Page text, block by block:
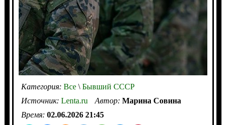
Категория: Все\Бывший СССР
Источник: Lenta.ru Автор: Марина Совина
Время: 02.06.2026 21:45